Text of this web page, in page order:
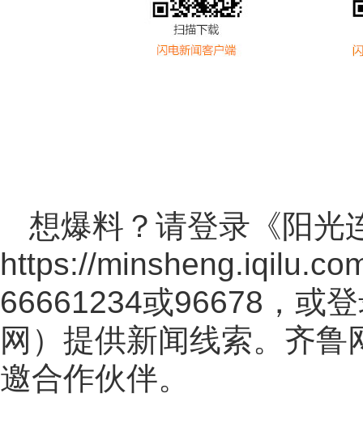
想爆料？请登录《阳光
https://
66661234或96678，或
网 ）提供新闻线索。齐鲁
邀合作伙伴。